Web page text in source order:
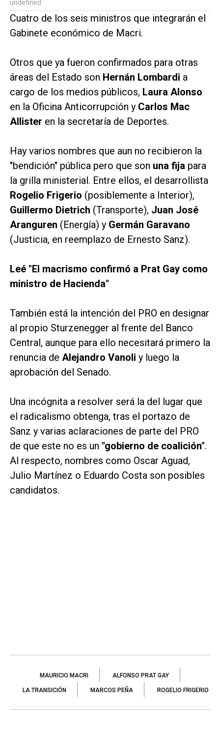
undefined
Cuatro de los seis ministros que integrarán el
Gabinete económico de Macri.
Otros que ya fueron confirmados para otras
áreas del Estado son Hernán Lombardi a
cargo de los medios públicos, Laura Alonso
en la Oficina Anticorrupción y Carlos Mac
Allister en la secretaría de Deportes.
Hay varios nombres que aun no recibieron la
"bendición" pública pero que son una fija para
la grilla ministerial. Entre ellos, el desarrollista
Rogelio Frigerio (posiblemente a Interior),
Guillermo Dietrich (Transporte), Juan José
Aranguren (Energía) y Germán Garavano
(Justicia, en reemplazo de Ernesto Sanz).
Leé "El macrismo confirmó a Prat Gay como
ministro de Hacienda"
También está la intención del PRO en designar
al propio Sturzenegger al frente del Banco
Central, aunque para ello necesitará primero la
renuncia de Alejandro Vanoli y luego la
aprobación del Senado.
Una incógnita a resolver será la del lugar que
el radicalismo obtenga, tras el portazo de
Sanz y varias aclaraciones de parte del PRO
de que este no es un "gobierno de coalición".
Al respecto, nombres como Oscar Aguad,
Julio Martínez o Eduardo Costa son posibles
candidatos.
MAURICIO MACRI ALFONSO PRAT GAY
LA TRANSICIÓN MARCOS PEÑA ROGELIO FRIGERIO